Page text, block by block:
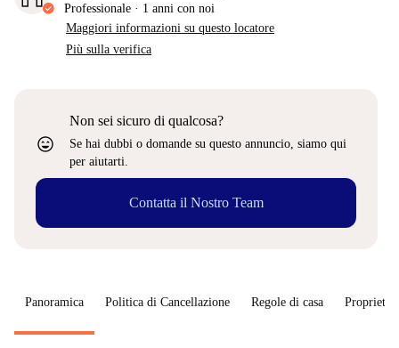
Professionale · 1 anni con noi
Maggiori informazioni su questo locatore
Più sulla verifica
sentiment_very_satisfied
Non sei sicuro di qualcosa?
Se hai dubbi o domande su questo annuncio, siamo qui
per aiutarti.
Contatta il Nostro Team
Panoramica Politica di Cancellazione Regole di casa